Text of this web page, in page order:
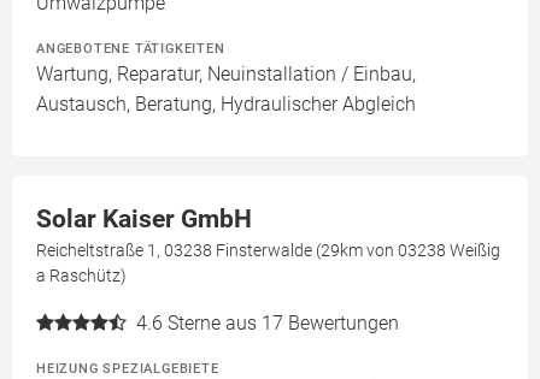
ANGEBOTENE TÄTIGKEITEN
Wartung, Reparatur, Neuinstallation / Einbau,
Austausch, Beratung, Hydraulischer Abgleich
Solar Kaiser GmbH
Reicheltstraße 1, 03238 Finsterwalde (29km von 03238 Weißig
a Raschütz)
4.6 Sterne aus 17 Bewertungen
HEIZUNG SPEZIALGEBIETE